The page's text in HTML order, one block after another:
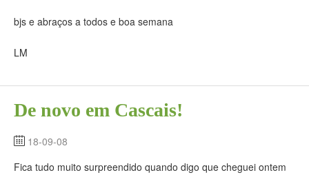
bjs e abraços a todos e boa semana
LM
De novo em Cascais!
18-09-08
Fica tudo muito surpreendido quando digo que cheguei ontem